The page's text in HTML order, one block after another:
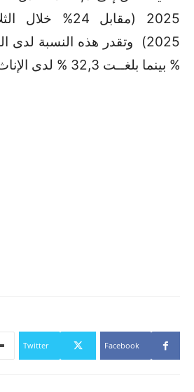
2025 (مقابل 24%
% بينما بلغــت 32,3 % لدى الإناث.
Facebook
Twitter